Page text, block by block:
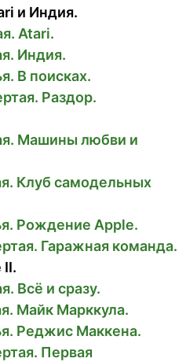
и Индия.
Atari.
Индия.
В поисках.
Раздор.
Машины любви и
Клуб самодельных
Рождение Apple.
Гаражная команда.
II.
Всё и сразу.
Майк Марккула.
Реджис Маккена.
Первая